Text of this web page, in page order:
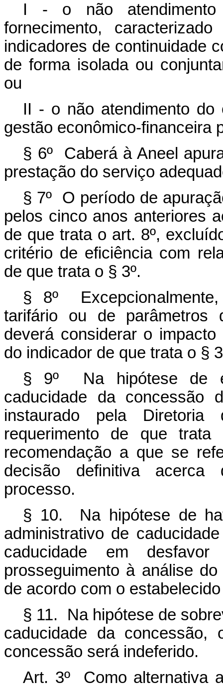
I - o não atendimento
fornecimento,
indicadores de continuidade
de forma isolada ou
ou
II - o não atendimento do
gestão econômico-financeira
§ 6º Caberá à Aneel
prestação do serviço
§ 7º O período de
pelos cinco anos anteriores
de que trata o art. 8º,
critério de eficiência com
de que trata o § 3º.
§ 8º Excepcionalmente,
tarifário ou de parâmetros
deverá considerar o
do indicador de que trata o §
§ 9º Na hipótese de
caducidade da concessão
instaurado pela
requerimento de que
recomendação a que se
decisão definitiva acerca
processo.
§ 10. Na hipótese de
administrativo de
caducidade em
prosseguimento à análise
de acordo com o
§ 11. Na hipótese de
caducidade da concessão,
concessão será indeferido.
Art. 3º Como alternativa